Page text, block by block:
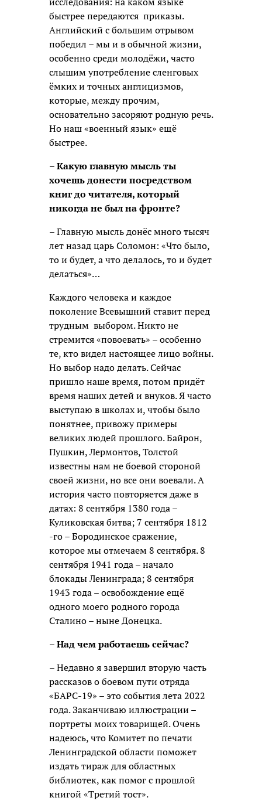
быстрее передаются приказы.
Английский с большим отрывом
победил – мы и в обычной жизни,
особенно среди молодёжи, часто
слышим употребление сленговых
ёмких и точных англицизмов,
которые, между прочим,
основательно засоряют родную речь.
Но наш «военный язык» ещё
быстрее.
– Какую главную мысль ты
хочешь донести посредством
книг до читателя, который
никогда не был на фронте?
– Главную мысль донёс много тысяч
лет назад царь Соломон: «Что было,
то и будет, а что делалось, то и будет
делаться»…
Каждого человека и каждое
поколение Всевышний ставит перед
трудным выбором. Никто не
стремится «повоевать» – особенно
те, кто видел настоящее лицо войны.
Но выбор надо делать. Сейчас
пришло наше время, потом придёт
время наших детей и внуков. Я часто
выступаю в школах и, чтобы было
понятнее, привожу примеры
великих людей прошлого. Байрон,
Пушкин, Лермонтов, Толстой
известны нам не боевой стороной
своей жизни, но все они воевали. А
история часто повторяется даже в
датах: 8 сентября 1380 года –
Куликовская битва; 7 сентября 1812
-го – Бородинское сражение,
которое мы отмечаем 8 сентября. 8
сентября 1941 года – начало
блокады Ленинграда; 8 сентября
1943 года – освобождение ещё
одного моего родного города
Сталино – ныне Донецка.
– Над чем работаешь сейчас?
– Недавно я завершил вторую часть
рассказов о боевом пути отряда
«БАРС-19» – это события лета 2022
года. Заканчиваю иллюстрации –
портреты моих товарищей. Очень
надеюсь, что Комитет по печати
Ленинградской области поможет
издать тираж для областных
библиотек, как помог с прошлой
книгой «Третий тост».